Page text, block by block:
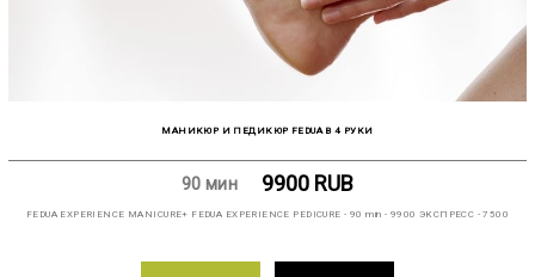
МАНИКЮР И ПЕДИКЮР FEDUA В 4 РУКИ
90 мин 9900 RUB
FEDUA EXPERIENCE MANICURE+ FEDUA EXPERIENCE PEDICURE - 90 min - 9900 ЭКСПРЕСС - 7500